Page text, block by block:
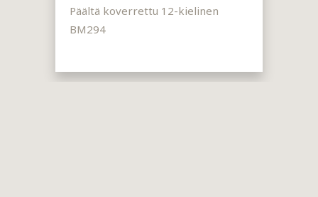
Päältä koverrettu 12-kielinen
BM294